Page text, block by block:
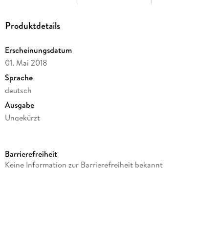
Produktdetails
Erscheinungsdatum
01. Mai 2018
Sprache
deutsch
Ausgabe
Ungekürzt
Laufzeit
Barrierefreiheit
Keine Information zur Barrierefreiheit bekannt